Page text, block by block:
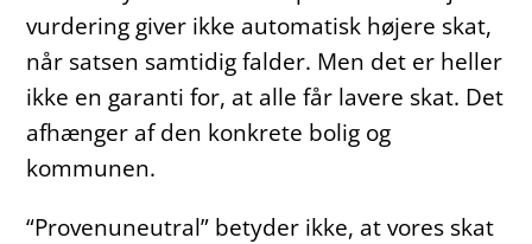
vurdering giver ikke automatisk højere skat,
når satsen samtidig falder. Men det er heller
ikke en garanti for, at alle får lavere skat. Det
afhænger af den konkrete bolig og
kommunen.
“Provenuneutral” betyder ikke, at vores skat